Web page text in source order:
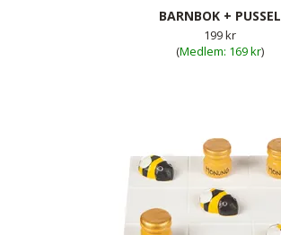
BARNBOK + PUSSEL
199 kr
(
169 kr)